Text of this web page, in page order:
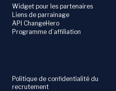
Widget pour les partenaires
Liens de parrainage
API ChangeHero
Programme d’affiliation
Politique de confidentialité du
recrutement